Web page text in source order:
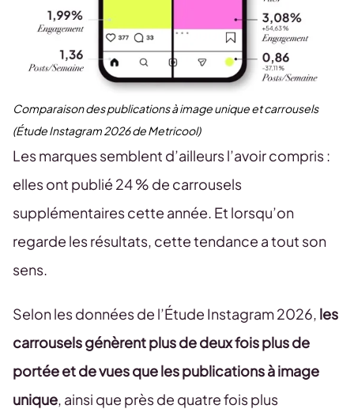
Comparaison des publications à image unique et carrousels
(Étude Instagram 2026 de Metricool)
Les marques semblent d’ailleurs l’avoir compris :
elles ont publié 24 % de carrousels
supplémentaires cette année. Et lorsqu’on
regarde les résultats, cette tendance a tout son
sens.
Selon les données de l’Étude Instagram 2026, les
carrousels génèrent plus de deux fois plus de
portée et de vues que les publications à image
unique, ainsi que près de quatre fois plus